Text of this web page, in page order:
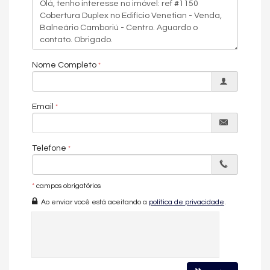
404,39 m² de área total
O pavimento social proporciona integração perfeita entre estar,
jantar e cozinha, criando um espaço ideal para receber
convidados com elegância. Já o pavimento superior garante
privacidade e conforto absoluto nas suítes.
🏢 Diferenciais do Empreendimento
O Venetian Residenziale oferece infraestrutura completa de
lazer e segurança:
Academia
Salão de festas
Nome Completo
Email
Telefone
* campos obrigatórios
Ao enviar você está aceitando a política de privacidade